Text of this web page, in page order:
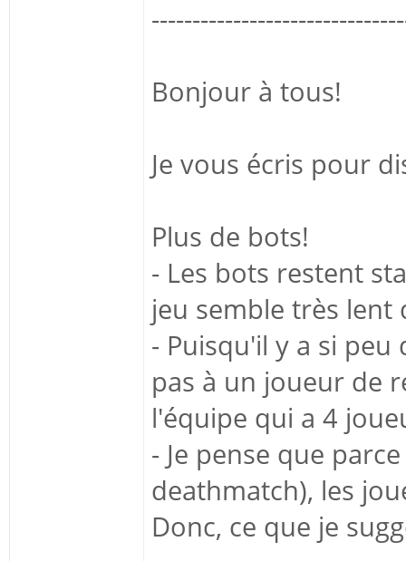
Bonjour à tous!
Je vous écris pour
Plus de bots!
- Les bots restent
jeu semble très
- Puisqu'il y a si
pas à un joueur de
l'équipe qui a 4
- Je pense que
deathmatch), les
Donc, ce que je